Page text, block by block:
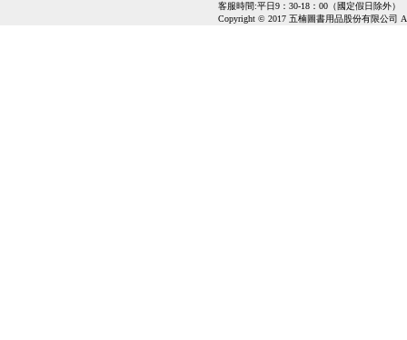
客服時間:平日9：30-18：00（國定假日除外）
Copyright © 2017 五楠圖書用品股份有限公司